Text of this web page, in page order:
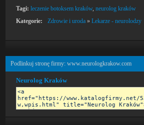
Tagi: leczenie botoksem kraków,neurolog kraków
Kategorie:
Zdrowie i uroda »Lekarze - neurolodzy
Podlinkuj stronę firmy: www.neurologkrakow.com
Neurolog Kraków